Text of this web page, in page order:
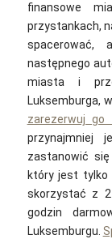
finansowe
przystankach,
następnego
miasta i
Luksemburga,
zarezerwuj go
przynajmniej
zastanowić
który jest tylko
skorzystać z
godzin
Luksemburgu.